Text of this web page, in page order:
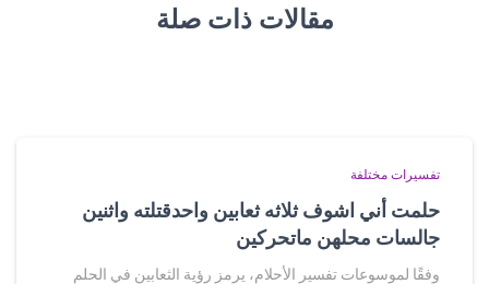
مقالات ذات صلة
تفسيرات مختلفة
حلمت أني اشوف ثلاثه ثعابين واحدقتلته واثنين
جالسات محلهن ماتحركين
وفقًا لموسوعات تفسير الأحلام، يرمز رؤية الثعابين في الحلم